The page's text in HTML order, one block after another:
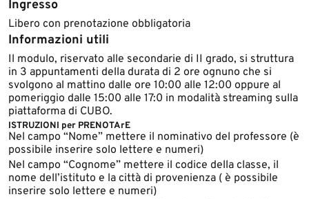
Ingresso
Libero con prenotazione obbligatoria
Informazioni utili
​Il modulo​, riservato alle secondarie di II grado, si struttura
in 3 appuntamenti della durata di 2 ore ognuno che si
svolgono al mattino dalle ore 10:00 alle 12:00 oppure al
pomeriggio dalle 15:00 alle 17:0 in modalità streaming sulla
piattaforma di CUBO.
ISTRUZIONI per PRENOTArE
Nel campo “Nome” mettere il nominativo del professore (è
possibile inserire solo lettere e numeri)
Nel campo “Cognome” mettere il codice della classe, il
nome dell’istituto e la città di provenienza ( è possibile
inserire solo lettere e numeri)